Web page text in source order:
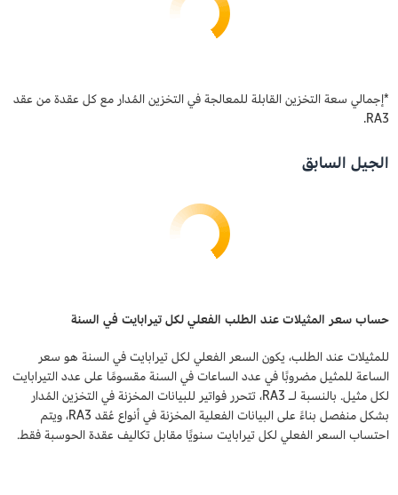
*إجمالي سعة التخزين القابلة للمعالجة في التخزين المُدار مع كل عقدة من عقد
RA3.
الجيل السابق
حساب سعر المثيلات عند الطلب الفعلي لكل تيرابايت في السنة
للمثيلات عند الطلب، يكون السعر الفعلي لكل تيرابايت في السنة هو سعر
الساعة للمثيل مضروبًا في عدد الساعات في السنة مقسومًا على عدد التيرابايت
لكل مثيل. بالنسبة لـ RA3، تتحرر فواتير للبيانات المخزنة في التخزين المُدار
بشكل منفصل بناءً على البيانات الفعلية المخزنة في أنواع عُقد RA3، ويتم
احتساب السعر الفعلي لكل تيرابايت سنويًا مقابل تكاليف عقدة الحوسبة فقط.